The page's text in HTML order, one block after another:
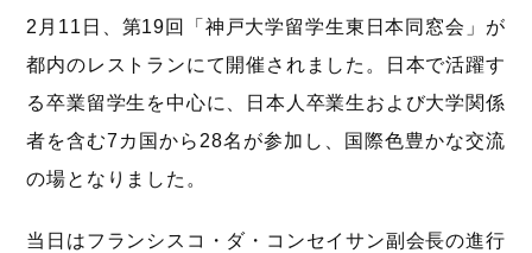
2月11日、第19回「神戸大学留学生東日本同窓会」が
都内のレストランにて開催されました。日本で活躍す
る卒業留学生を中心に、日本人卒業生および大学関係
者を含む7カ国から28名が参加し、国際色豊かな交流
の場となりました。
当日はフランシスコ・ダ・コンセイサン副会長の進行